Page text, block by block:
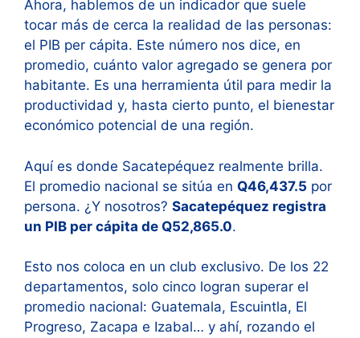
Ahora, hablemos de un indicador que suele
tocar más de cerca la realidad de las personas:
el PIB per cápita. Este número nos dice, en
promedio, cuánto valor agregado se genera por
habitante. Es una herramienta útil para medir la
productividad y, hasta cierto punto, el bienestar
económico potencial de una región.
Aquí es donde Sacatepéquez realmente brilla.
El promedio nacional se sitúa en Q46,437.5 por
persona. ¿Y nosotros? Sacatepéquez registra
un PIB per cápita de Q52,865.0.
Esto nos coloca en un club exclusivo. De los 22
departamentos, solo cinco logran superar el
promedio nacional: Guatemala, Escuintla, El
Progreso, Zacapa e Izabal… y ahí, rozando el